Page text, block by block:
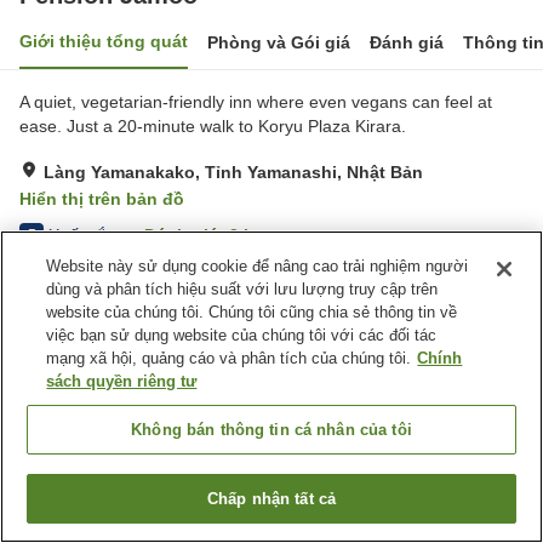
Giới thiệu tổng quát Phòng và Gói giá Đánh giá Thông
A quiet, vegetarian-friendly inn where even vegans can feel at
ease. Just a 20-minute walk to Koryu Plaza Kirara.
Làng Yamanakako, Tỉnh Yamanashi, Nhật Bản
Hiển thị trên bản đồ
5 Xuất sắc Đánh giá:2lượt
Tiện nghi chỗ nghỉ
Bãi đỗ xe
Trang chủ Nhật Bản Tỉnh Yamanashi
Làng Yamanakako
Tìm phòng trống
Website này sử dụng cookie để nâng cao trải nghiệm người
dùng và phân tích hiệu suất với lưu lượng truy cập trên
website của chúng tôi. Chúng tôi cũng chia sẻ thông tin về
việc bạn sử dụng website của chúng tôi với các đối tác
mạng xã hội, quảng cáo và phân tích của chúng tôi. Chính
sách quyền riêng tư
Không bán thông tin cá nhân của tôi
Chấp nhận tất cả